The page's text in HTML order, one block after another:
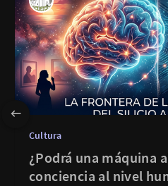
Cultura
¿Podrá una máquina
conciencia al nivel